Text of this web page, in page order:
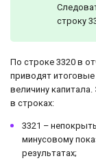
строку
По строке 3320 в
приводят
величину
в строках:
3321 –
минусовому
результатах;